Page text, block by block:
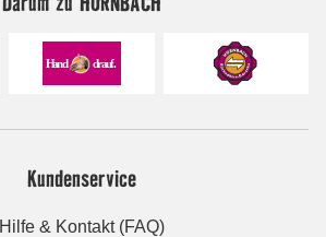
Kundenservice
Hilfe & Kontakt (FAQ)